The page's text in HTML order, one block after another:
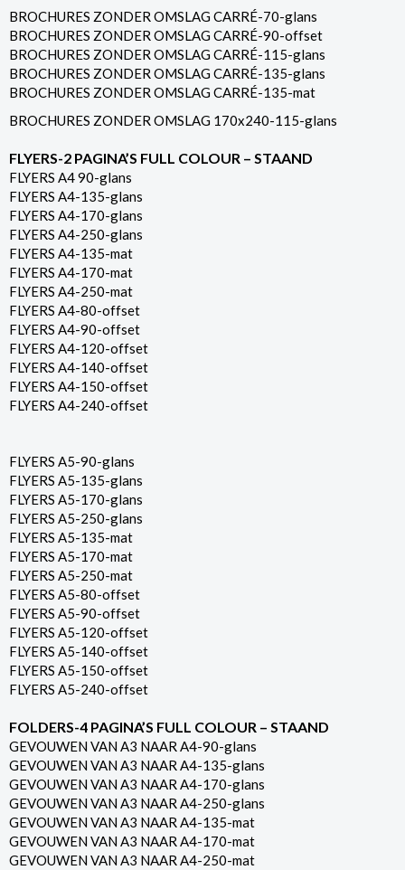
BROCHURES ZONDER OMSLAG CARRÉ-70-glans
BROCHURES ZONDER OMSLAG CARRÉ-90-offset
BROCHURES ZONDER OMSLAG CARRÉ-115-glans
BROCHURES ZONDER OMSLAG CARRÉ-135-glans
BROCHURES ZONDER OMSLAG CARRÉ-135-mat
BROCHURES ZONDER OMSLAG 170x240-115-glans
FLYERS-2 PAGINA’S FULL COLOUR – STAAND
FLYERS A4 90-glans
FLYERS A4-135-glans
FLYERS A4-170-glans
FLYERS A4-250-glans
FLYERS A4-135-mat
FLYERS A4-170-mat
FLYERS A4-250-mat
FLYERS A4-80-offset
FLYERS A4-90-offset
FLYERS A4-120-offset
FLYERS A4-140-offset
FLYERS A4-150-offset
FLYERS A4-240-offset
FLYERS A5-90-glans
FLYERS A5-135-glans
FLYERS A5-170-glans
FLYERS A5-250-glans
FLYERS A5-135-mat
FLYERS A5-170-mat
FLYERS A5-250-mat
FLYERS A5-80-offset
FLYERS A5-90-offset
FLYERS A5-120-offset
FLYERS A5-140-offset
FLYERS A5-150-offset
FLYERS A5-240-offset
FOLDERS-4 PAGINA’S FULL COLOUR – STAAND
GEVOUWEN VAN A3 NAAR A4-90-glans
GEVOUWEN VAN A3 NAAR A4-135-glans
GEVOUWEN VAN A3 NAAR A4-170-glans
GEVOUWEN VAN A3 NAAR A4-250-glans
GEVOUWEN VAN A3 NAAR A4-135-mat
GEVOUWEN VAN A3 NAAR A4-170-mat
GEVOUWEN VAN A3 NAAR A4-250-mat